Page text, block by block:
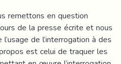
remettons en question
de la presse écrite et nous
de l’interrogation à des
est celui de traquer les